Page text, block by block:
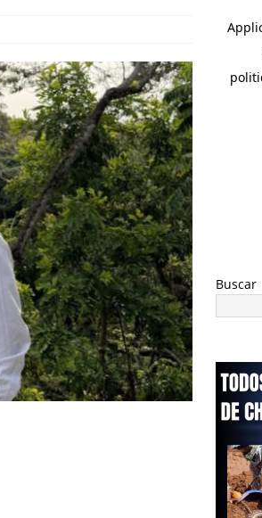
tigre de bengala, un lagarto y
Buscar